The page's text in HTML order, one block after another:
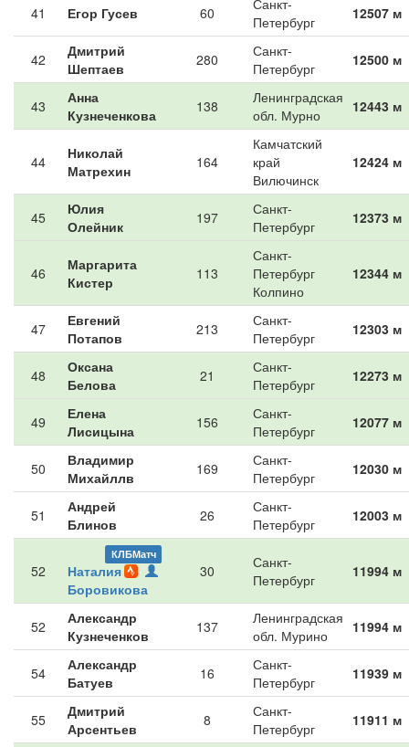
41 Егор Гусев 60
Санкт-
Петербург
12507 м
42
Дмитрий
Шептаев
280
Санкт-
Петербург
12500 м
43
Анна
Кузнеченкова
138
Ленинградская
обл. Мурно
12443 м
44
Николай
Матрехин
164
Камчатский
край
Вилючинск
12424 м
45
Юлия
Олейник
197
Санкт-
Петербург
12373 м
46
Маргарита
Кистер
113
Санкт-
Петербург
Колпино
12344 м
47
Евгений
Потапов
213
Санкт-
Петербург
12303 м
48
Оксана
Белова
21
Санкт-
Петербург
12273 м
49
Елена
Лисицына
156
Санкт-
Петербург
12077 м
50
Владимир
Михайллв
169
Санкт-
Петербург
12030 м
51
Андрей
Блинов
26
Санкт-
Петербург
12003 м
52
КЛБМатч
Наталия
Боровикова
30
Санкт-
Петербург
11994 м
52
Александр
Кузнеченков
137
Ленинградская
обл. Мурино
11994 м
54
Александр
Батуев
16
Санкт-
Петербург
11939 м
55
Дмитрий
Арсентьев
8
Санкт-
Петербург
11911 м